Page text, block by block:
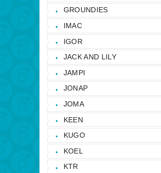
GROUNDIES
IMAC
IGOR
JACK AND LILY
JAMPI
JONAP
JOMA
KEEN
KUGO
KOEL
KTR